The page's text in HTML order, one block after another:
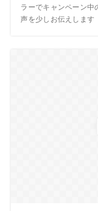
ラーでキャンペーン
声を少しお伝えします